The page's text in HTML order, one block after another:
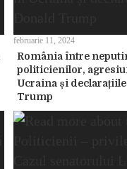
România între
politicienilor,
Ucraina și
Trump
februarie 11, 2024